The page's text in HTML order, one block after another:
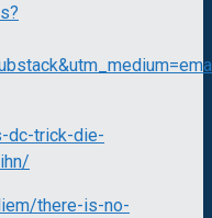
dc-trick-die-
there-is-no-